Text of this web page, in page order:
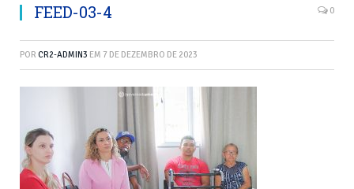
FEED-03-4 0
POR CR2-ADMIN3 EM 7 DE DEZEMBRO DE 2023